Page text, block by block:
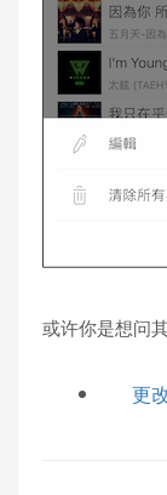
或许你是想问
更